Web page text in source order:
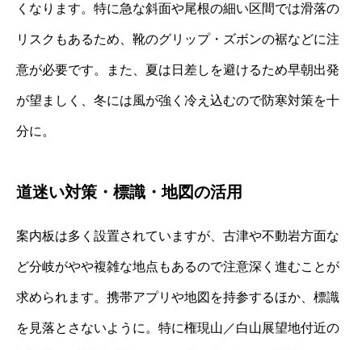
くなります。特に急な斜面や尾根の細い区間では滑落の
リスクもあるため、靴のグリップ・ズボンの裾などに注
意が必要です。また、夏は日差しを避けるため早朝出発
が望ましく、冬には風が強く冷え込むので防寒対策を十
分に。
道迷い対策・標識・地図の活用
案内板は多く設置されていますが、古津や不動岩方面な
ど分岐がやや複雑な地点もあるので注意深く進むことが
求められます。携帯アプリや地図を持参するほか、標識
を見落とさないように。特に権現山／白山展望地付近の